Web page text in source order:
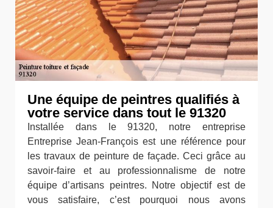
Une équipe de peintres qualifiés à
votre service dans tout le 91320
Installée dans le 91320, notre entreprise
Entreprise Jean-François est une référence pour
les travaux de peinture de façade. Ceci grâce au
savoir-faire et au professionnalisme de notre
équipe d’artisans peintres. Notre objectif est de
vous satisfaire, c’est pourquoi nous avons